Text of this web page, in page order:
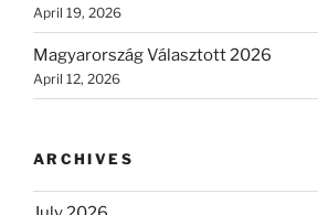
April 19, 2026
Magyarország Választott 2026
April 12, 2026
ARCHIVES